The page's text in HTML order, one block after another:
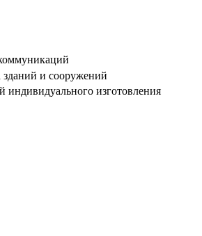
зданий и сооружений
изготовления